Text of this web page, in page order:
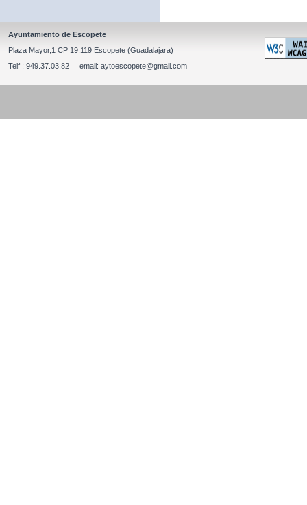
Ayuntamiento de Escopete
Plaza Mayor,1 CP 19.119 Escopete (Guadalajara)
Telf : 949.37.03.82 email: aytoescopete@gmail.com